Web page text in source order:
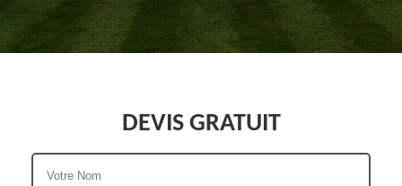
DEVIS GRATUIT